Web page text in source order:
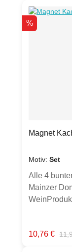
Rabatt
%
Magnet
Motiv: Set
Alle 4
Mainzer
im gleichen
10,76 €